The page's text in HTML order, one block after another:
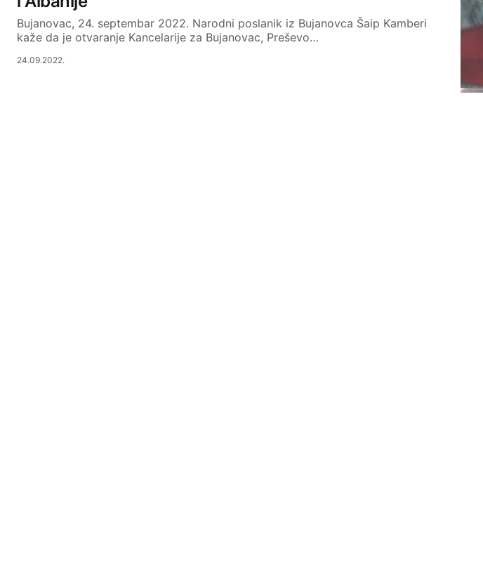
Bujanovac, 24. septembar 2022. Narodni poslanik iz Bujanovca Šaip Kamberi
kaže da je otvaranje Kancelarije za Bujanovac, Preševo…
24.09.2022.